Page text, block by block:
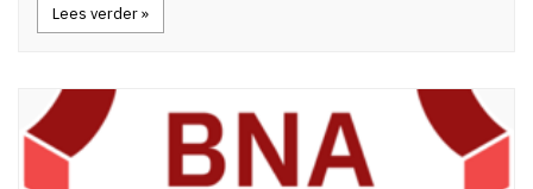
Lees verder »